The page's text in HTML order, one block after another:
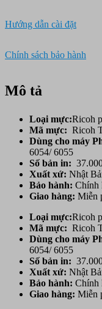
Hướng dẫn cài đặt
Chính sách bảo hành
Mô tả
Loại mực:Ricoh
Mã mực: Ricoh
Dùng cho máy
6054/ 6055
Số bản in:
Xuất xứ: Nhật
Bảo hành: Chính
Giao hàng: Miễn
Loại mực:Ricoh
Mã mực: Ricoh
Dùng cho máy
6054/ 6055
Số bản in:
Xuất xứ: Nhật
Bảo hành: Chính
Giao hàng: Miễn